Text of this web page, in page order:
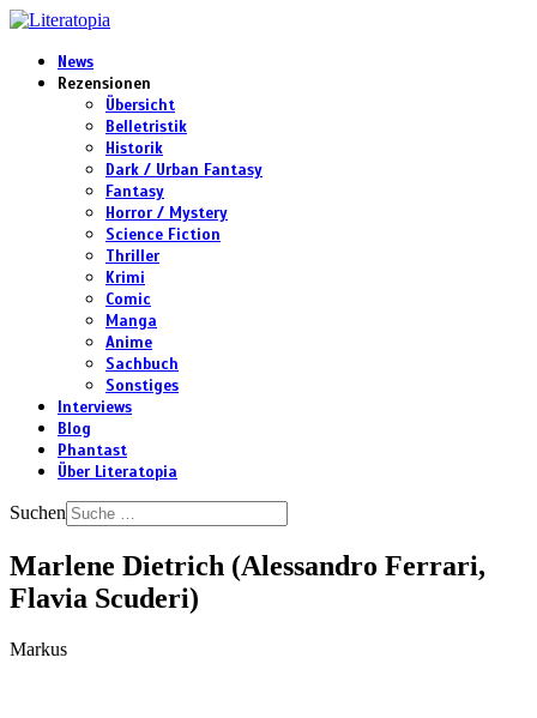
News
Rezensionen
Übersicht
Belletristik
Historik
Dark / Urban Fantasy
Fantasy
Horror / Mystery
Science Fiction
Thriller
Krimi
Comic
Manga
Anime
Sachbuch
Sonstiges
Interviews
Blog
Phantast
Über Literatopia
Suchen
Marlene Dietrich (Alessandro Ferrari,
Flavia Scuderi)
Markus